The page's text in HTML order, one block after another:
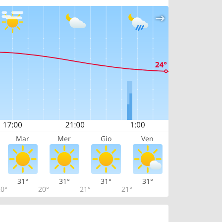
Mar Mer Gio Ven
31°
20°
31°
21°
31°
21°
31°